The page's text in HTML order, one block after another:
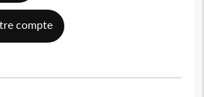
compte